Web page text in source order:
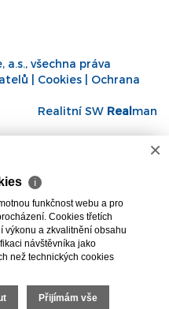
všechna práva
Cookies
Ochrana
Realitní SW Realman
×
ℹ
funkčnost webu a pro
Cookies třetích
výkonu a zkvalitnění obsahu
návštěvníka jako
než technických cookies
Přijímám vše